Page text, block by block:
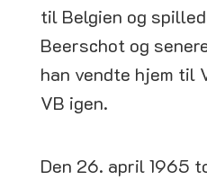
til Belgien og
Beerschot og
han vendte hjem til
VB igen.
Den 26. april 1965